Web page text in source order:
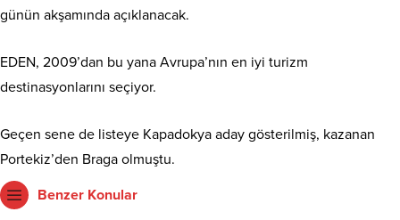
günün akşamında açıklanacak.
EDEN, 2009’dan bu yana Avrupa’nın en iyi turizm
destinasyonlarını seçiyor.
Geçen sene de listeye Kapadokya aday gösterilmiş, kazanan
Portekiz’den Braga olmuştu.
Benzer Konular